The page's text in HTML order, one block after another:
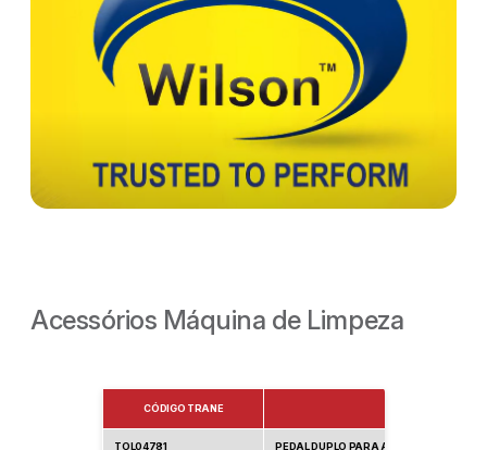
Acessórios Máquina de Limpeza
CÓDIGO TRANE
TOL04781 PEDAL DUPLO PARA ACIONAMENTO